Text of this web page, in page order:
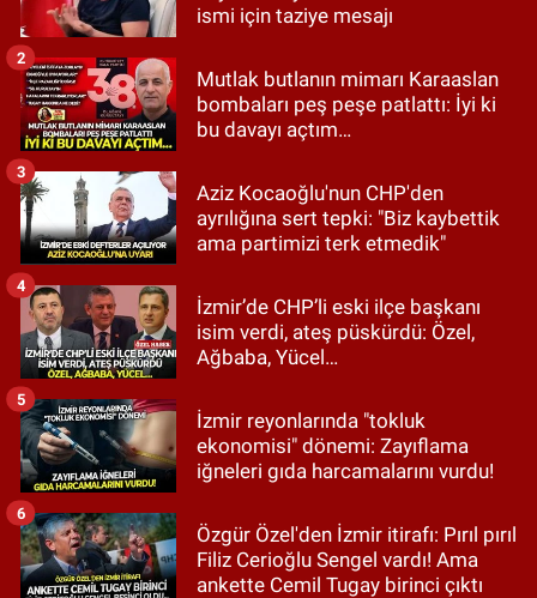
ismi için taziye mesajı
Mutlak butlanın mimarı Karaaslan
bombaları peş peşe patlattı: İyi ki
bu davayı açtım…
2
Aziz Kocaoğlu'nun CHP'den
ayrılığına sert tepki: "Biz kaybettik
ama partimizi terk etmedik"
3
İzmir’de CHP’li eski ilçe başkanı
isim verdi, ateş püskürdü: Özel,
Ağbaba, Yücel…
4
İzmir reyonlarında "tokluk
ekonomisi" dönemi: Zayıflama
iğneleri gıda harcamalarını vurdu!
5
Özgür Özel'den İzmir itirafı: Pırıl pırıl
Filiz Cerioğlu Sengel vardı! Ama
ankette Cemil Tugay birinci çıktı
6